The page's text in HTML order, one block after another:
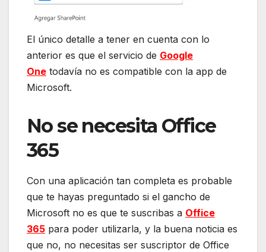
El único detalle a tener en cuenta con lo
anterior es que el servicio de Google
One todavía no es compatible con la app de
Microsoft.
No se necesita Office
365
Con una aplicación tan completa es probable
que te hayas preguntado si el gancho de
Microsoft no es que te suscribas a Office
365 para poder utilizarla, y la buena noticia es
que no, no necesitas ser suscriptor de Office